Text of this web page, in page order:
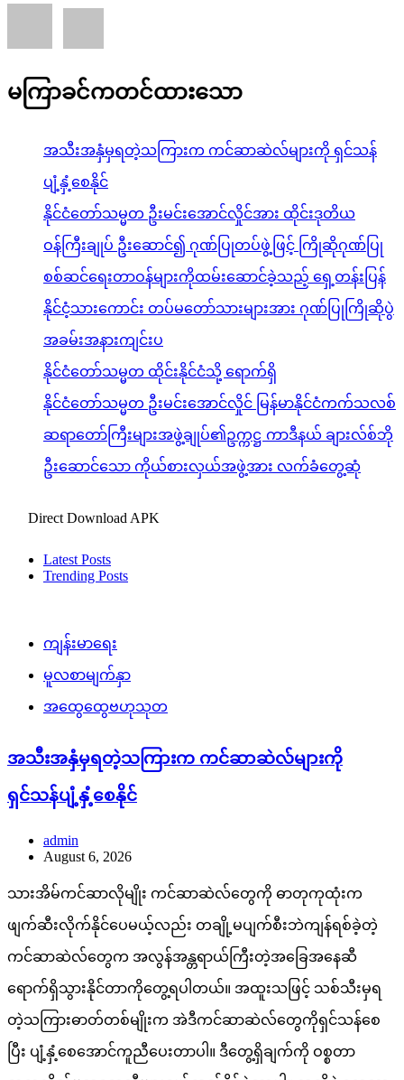
မကြာခင်ကတင်ထားသော
အသီးအနှံမှရတဲ့သကြားက ကင်ဆာဆဲလ်များကို ရှင်သန်
ပျံ့နှံ့စေနိုင်
နိုင်ငံတော်သမ္မတ ဦးမင်းအောင်လှိုင်အား ထိုင်းဒုတိယ
ဝန်ကြီးချုပ် ဦးဆောင်၍ ဂုဏ်ပြုတပ်ဖွဲ့ဖြင့် ကြိုဆိုဂုဏ်ပြု
စစ်ဆင်ရေးတာဝန်များကိုထမ်းဆောင်ခဲ့သည့် ရှေ့တန်းပြန်
နိုင်ငံ့သားကောင်း တပ်မတော်သားများအား ဂုဏ်ပြုကြိုဆိုပွဲ
အခမ်းအနားကျင်းပ
နိုင်ငံတော်သမ္မတ ထိုင်းနိုင်ငံသို့ ရောက်ရှိ
နိုင်ငံတော်သမ္မတ ဦးမင်းအောင်လှိုင် မြန်မာနိုင်ငံကက်သလစ်
ဆရာတော်ကြီးများအဖွဲ့ချုပ်၏ဥက္ကဋ္ဌ ကာဒီနယ် ချားလ်စ်ဘို
ဦးဆောင်သော ကိုယ်စားလှယ်အဖွဲ့အား လက်ခံတွေ့ဆုံ
Direct Download APK
Latest Posts
Trending Posts
ကျန်းမာရေး
မူလစာမျက်နှာ
အထွေထွေဗဟုသုတ
အသီးအနှံမှရတဲ့သကြားက ကင်ဆာဆဲလ်များကို
ရှင်သန်ပျံ့နှံ့စေနိုင်
admin
August 6, 2026
သားအိမ်ကင်ဆာလိုမျိုး ကင်ဆာဆဲလ်တွေကို ဓာတုကုထုံးက
ဖျက်ဆီးလိုက်နိုင်ပေမယ့်လည်း တချို့မပျက်စီးဘဲကျန်ရစ်ခဲ့တဲ့
ကင်ဆာဆဲလ်တွေက အလွန်အန္တရာယ်ကြီးတဲ့အခြေအနေဆီ
ရောက်ရှိသွားနိုင်တာကိုတွေ့ရပါတယ်။ အထူးသဖြင့် သစ်သီးမှရ
တဲ့သကြားဓာတ်တစ်မျိုးက အဲဒီကင်ဆာဆဲလ်တွေကိုရှင်သန်စေ
ပြီး ပျံ့နှံ့စေအောင်ကူညီပေးတာပါ။ ဒီတွေ့ရှိချက်ကို ဝစ္စတာ